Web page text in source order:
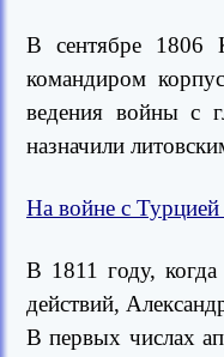
В сентябре 1806
командиром
ведения войны с
назначили
На войне с Турцией
В 1811 году, когда
действий,
В первых числах